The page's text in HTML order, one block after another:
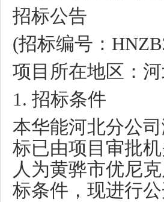
招标公告
(招标编号：
项目所在地区：
1. 招标条件
本华能河北分公
标已由项目审批
人为黄骅市优尼
标条件，现进行公